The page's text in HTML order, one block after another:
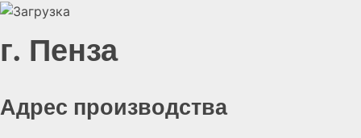
г. Пенза
Адрес производства